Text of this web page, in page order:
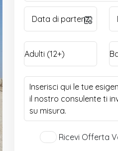
Ricevi Offerta